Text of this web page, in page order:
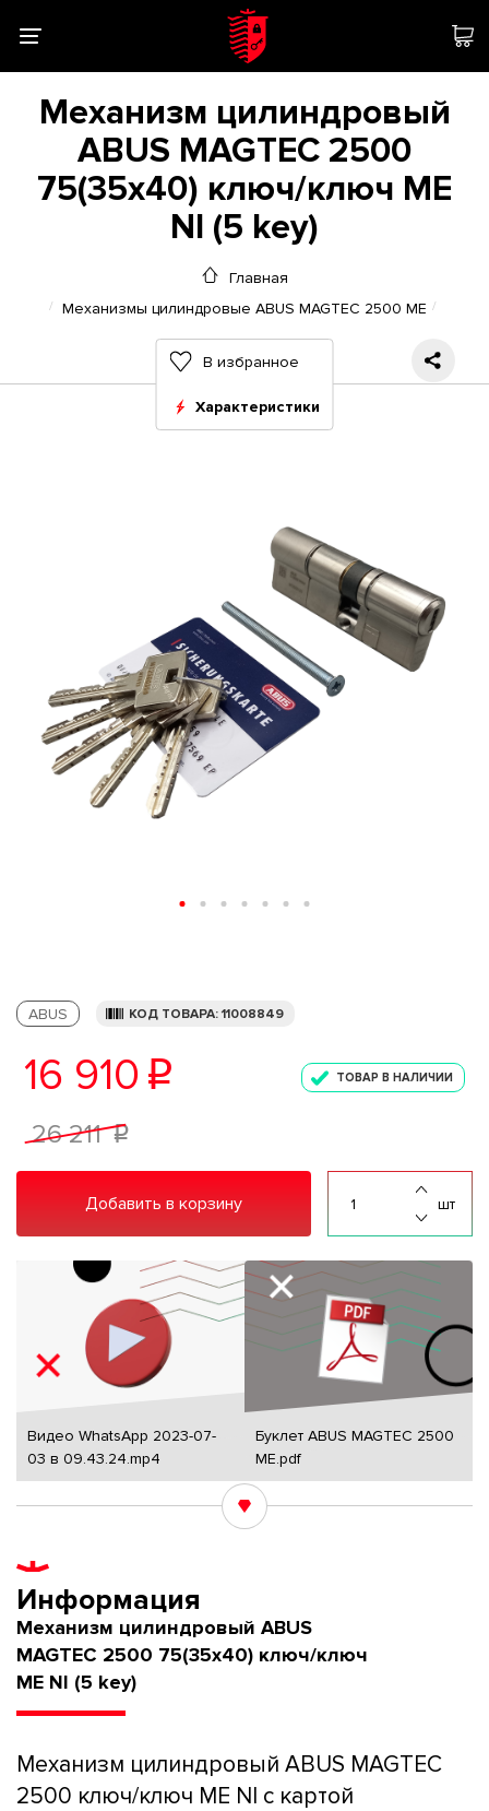
Механизм цилиндровый
ABUS MAGTEC 2500
75(35x40) ключ/ключ ME
NI (5 key)
Главная
Механизмы цилиндровые ABUS MAGTEC 2500 ME
В избранное
Характеристики
ABUS КОД ТОВАРА: 11008849
16 910 p ТОВАР В НАЛИЧИИ
26 211 p
Добавить в корзину шт
Видео WhatsApp 2023-07-
03 в 09.43.24.mp4
Буклет ABUS MAGTEC 2500
ME.pdf
Информация
Механизм цилиндровый ABUS
MAGTEC 2500 75(35x40) ключ/ключ
ME NI (5 key)
Механизм цилиндровый ABUS MAGTEC
2500 ключ/ключ ME NI с картой